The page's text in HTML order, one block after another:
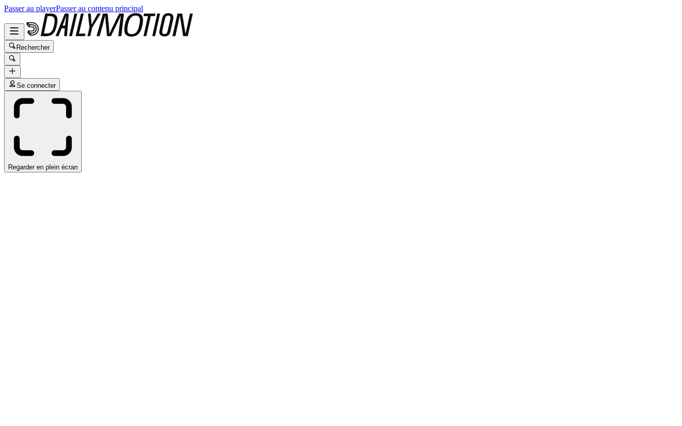
Passer au playerPasser au contenu principal
Rechercher
Se connecter
Regarder en plein écran